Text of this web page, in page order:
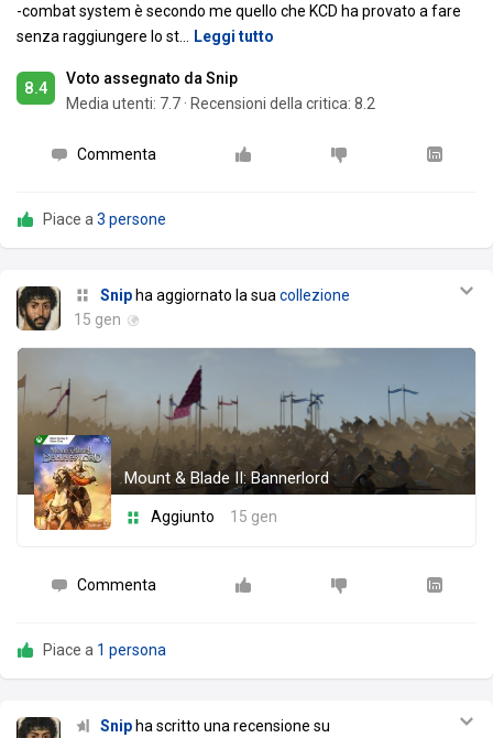
-combat system è secondo me quello che KCD ha provato a fare
senza raggiungere lo st
Leggi tutto
8.4
Voto assegnato da Snip
Media utenti: 7.7 · Recensioni della critica: 8.2
Commenta
Piace a 3 persone
Snip ha aggiornato la sua collezione
15 gen
Mount & Blade II: Bannerlord
Aggiunto 15 gen
Commenta
Piace a 1 persona
Snip ha scritto una recensione su